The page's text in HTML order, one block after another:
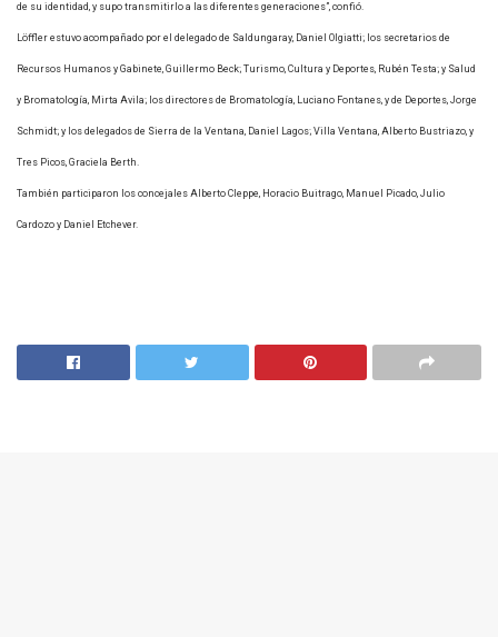
de su identidad, y supo transmitirlo a las diferentes generaciones”, confió.
Löffler estuvo acompañado por el delegado de Saldungaray, Daniel Olgiatti; los secretarios de
Recursos Humanos y Gabinete, Guillermo Beck; Turismo, Cultura y Deportes, Rubén Testa; y Salud
y Bromatología, Mirta Avila; los directores de Bromatología, Luciano Fontanes, y de Deportes, Jorge
Schmidt; y los delegados de Sierra de la Ventana, Daniel Lagos; Villa Ventana, Alberto Bustriazo, y
Tres Picos, Graciela Berth.
También participaron los concejales Alberto Cleppe, Horacio Buitrago, Manuel Picado, Julio
Cardozo y Daniel Etchever.